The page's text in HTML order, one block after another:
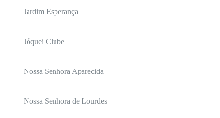
Jardim Esperança
Jóquei Clube
Nossa Senhora Aparecida
Nossa Senhora de Lourdes